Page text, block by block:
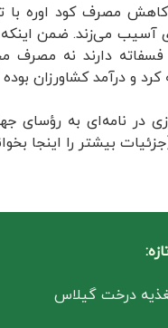
کاهش مصرف کود اوره
می‌زند. ضمن اینکه
دارند نه مصرف
و درآمد کشاورزان
در نامه‌ای به رؤسای
بیشتر را اینجا
درخت گیلاس